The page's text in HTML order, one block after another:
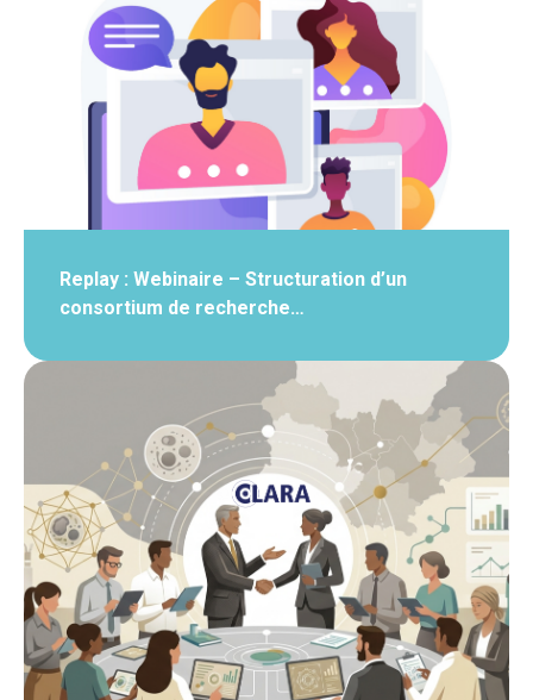
Replay : Webinaire – Structuration d’un
consortium de recherche…